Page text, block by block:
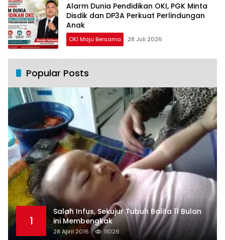
Alarm Dunia Pendidikan OKI, PGK Minta
Disdik dan DP3A Perkuat Perlindungan
Anak
OKI Maju Bersama 28 Juli 2026
Popular Posts
1
Salah Infus, Sekujur Tubuh Balita 11 Bulan
ini Membengkak
28 April 2016 11026